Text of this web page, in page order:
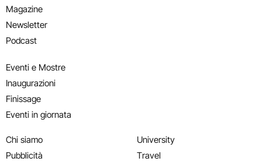
Magazine
Newsletter
Podcast
Eventi e Mostre
Inaugurazioni
Finissage
Eventi in giornata
Chi siamo
Pubblicità
University
Travel